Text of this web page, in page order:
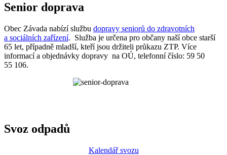
Senior doprava
Obec Závada nabízí službu dopravy seniorů do zdravotních
a sociálních zařízení. Služba je určena pro občany naší obce starší
65 let, případně mladší, kteří jsou držiteli průkazu ZTP. Více
informací a objednávky dopravy na OÚ, telefonní číslo: 59 50
55 106.
Svoz odpadů
Kalendář svozu